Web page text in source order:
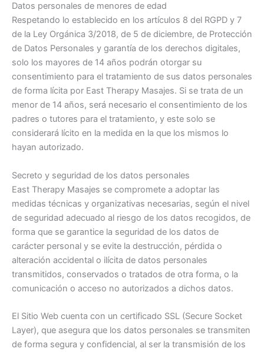
Datos personales de menores de edad
Respetando lo establecido en los artículos 8 del RGPD y 7
de la Ley Orgánica 3/2018, de 5 de diciembre, de Protección
de Datos Personales y garantía de los derechos digitales,
solo los mayores de 14 años podrán otorgar su
consentimiento para el tratamiento de sus datos personales
de forma lícita por East Therapy Masajes. Si se trata de un
menor de 14 años, será necesario el consentimiento de los
padres o tutores para el tratamiento, y este solo se
considerará lícito en la medida en la que los mismos lo
hayan autorizado.
Secreto y seguridad de los datos personales
East Therapy Masajes se compromete a adoptar las
medidas técnicas y organizativas necesarias, según el nivel
de seguridad adecuado al riesgo de los datos recogidos, de
forma que se garantice la seguridad de los datos de
carácter personal y se evite la destrucción, pérdida o
alteración accidental o ilícita de datos personales
transmitidos, conservados o tratados de otra forma, o la
comunicación o acceso no autorizados a dichos datos.
El Sitio Web cuenta con un certificado SSL (Secure Socket
Layer), que asegura que los datos personales se transmiten
de forma segura y confidencial, al ser la transmisión de los